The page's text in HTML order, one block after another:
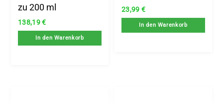
zu 200 ml
138,19€
In den Warenkorb
23,99 €
In den Warenkorb